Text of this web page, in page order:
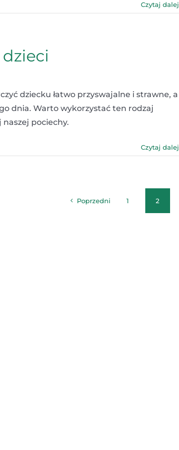
Czytaj dalej
dziecku łatwo przyswajalne i strawne, a
dnia. Warto wykorzystać ten rodzaj
naszej pociechy.
Czytaj dalej
Poprzedni 1 2